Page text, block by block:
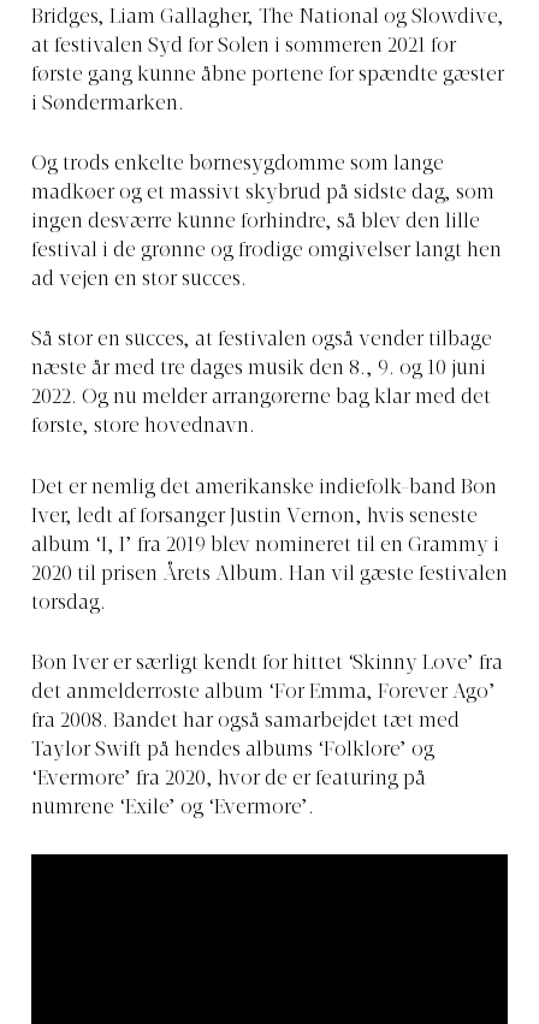
Bridges, Liam Gallagher, The National og Slowdive,
at festivalen Syd for Solen i sommeren 2021 for
første gang kunne åbne portene for spændte gæster
i Søndermarken.
Og trods enkelte børnesygdomme som lange
madkøer og et massivt skybrud på sidste dag, som
ingen desværre kunne forhindre, så blev den lille
festival i de grønne og frodige omgivelser langt hen
ad vejen en stor succes.
Så stor en succes, at festivalen også vender tilbage
næste år med tre dages musik den 8., 9. og 10 juni
2022. Og nu melder arrangørerne bag klar med det
første, store hovednavn.
Det er nemlig det amerikanske indiefolk-band Bon
Iver, ledt af forsanger Justin Vernon, hvis seneste
album ‘I, I’ fra 2019 blev nomineret til en Grammy i
2020 til prisen Årets Album. Han vil gæste festivalen
torsdag.
Bon Iver er særligt kendt for hittet ‘Skinny Love’ fra
det anmelderroste album ‘For Emma, Forever Ago’
fra 2008. Bandet har også samarbejdet tæt med
Taylor Swift på hendes albums ‘Folklore’ og
‘Evermore’ fra 2020, hvor de er featuring på
numrene ‘Exile’ og ‘Evermore’.